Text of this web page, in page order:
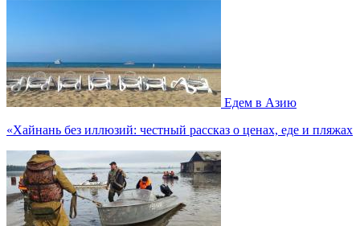
Едем в Азию
«Хайнань без иллюзий: честный рассказ о ценах, еде и пляжах